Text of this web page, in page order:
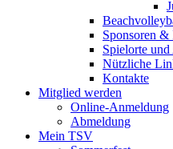
Sponsoren &
Spielorte und
Nützliche
Kontakte
Mitglied werden
Online-Anmeldung
Abmeldung
Mein TSV